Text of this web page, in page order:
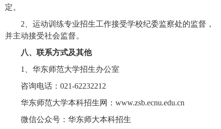
定。
2 、运动训练专业招生工作接受学校纪委监察处的监督，
并主动接受社会监督。
八、联系方式及其他
1
、华东师范大学招生办公室
咨询电话： 021-62232212
华东师范大学本科招生网： www.zsb.ecnu.edu.cn
微信公众号：华东师大本科招生